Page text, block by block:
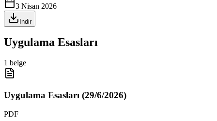
3 Nisan 2026
Indir
Uygulama Esasları
1 belge
Uygulama Esasları (29/6/2026)
PDF